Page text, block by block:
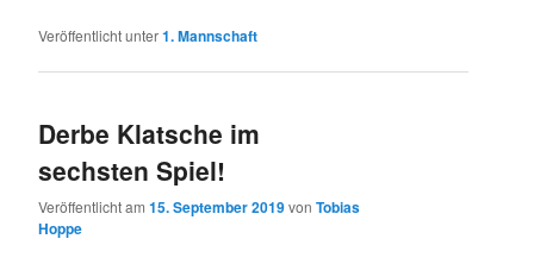
Veröffentlicht unter1. Mannschaft
Derbe Klatsche im
sechsten Spiel!
Veröffentlicht am15. September 2019vonTobias
Hoppe